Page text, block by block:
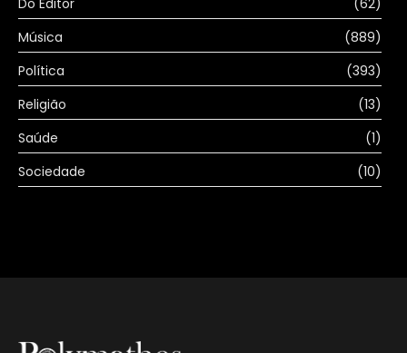
Do Editor
(62)
Música
(889)
Política
(393)
Religião
(13)
Saúde
(1)
Sociedade
(10)